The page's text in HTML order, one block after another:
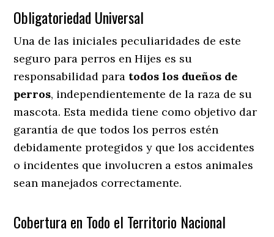
Obligatoriedad Universal
Una de las iniciales peculiaridades de este
seguro para perros en Hijes es su
responsabilidad para todos los dueños de
perros, independientemente de la raza de su
mascota. Esta medida tiene como objetivo dar
garantía de que todos los perros estén
debidamente protegidos y que los accidentes
o incidentes que involucren a estos animales
sean manejados correctamente.
Cobertura en Todo el Territorio Nacional